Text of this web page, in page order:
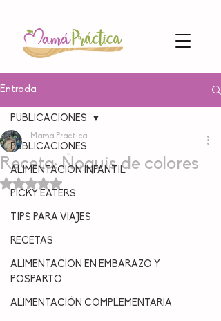
Entrada
PUBLICACIONES
ALIMENTACION INFANTIL
PICKY EATERS
TIPS PARA VIAJES
RECETAS
ALIMENTACION EN EMBARAZO Y
POSPARTO
ALIMENTACIÓN COMPLEMENTARIA
PUBLICACIONES
Receta: Ñoquis de colores
Mamá Practica
Obtuvo NaN de 5 estrellas.